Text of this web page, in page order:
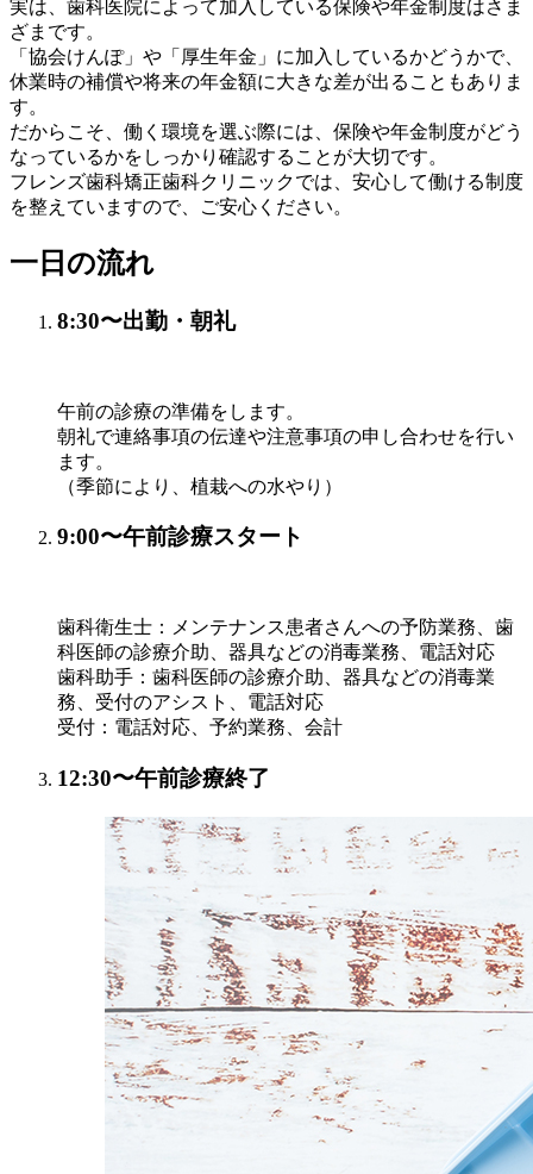
実は、歯科医院によって加入している保険や年金制度はさま
ざまです。
「協会けんぽ」や「厚生年金」に加入しているかどうかで、
休業時の補償や将来の年金額に大きな差が出ることもありま
す。
だからこそ、働く環境を選ぶ際には、保険や年金制度がどう
なっているかをしっかり確認することが大切です。
フレンズ歯科矯正歯科クリニックでは、安心して働ける制度
を整えていますので、ご安心ください。
一日の流れ
8:30〜出勤・朝礼
午前の診療の準備をします。
朝礼で連絡事項の伝達や注意事項の申し合わせを行い
ます。
（季節により、植栽への水やり）
9:00〜午前診療スタート
歯科衛生士：メンテナンス患者さんへの予防業務、歯
科医師の診療介助、器具などの消毒業務、電話対応
歯科助手：歯科医師の診療介助、器具などの消毒業
務、受付のアシスト、電話対応
受付：電話対応、予約業務、会計
12:30〜午前診療終了